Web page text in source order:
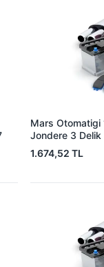
Mars Otomatigi
Jondere 3
1.674,52 TL